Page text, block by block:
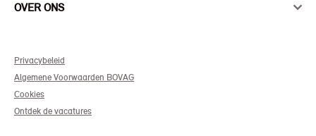
OVER ONS
Privacybeleid
Algemene Voorwaarden BOVAG
Cookies
Ontdek de vacatures